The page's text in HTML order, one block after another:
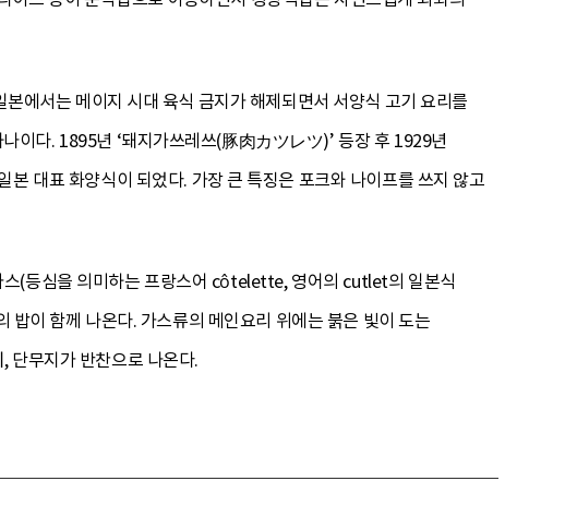
에서는 메이지 시대 육식 금지가 해제되면서 서양식 고기 요리를
이다. 1895년 ‘돼지가쓰레쓰(豚肉カツレツ)’ 등장 후 1929년
본 대표 화양식이 되었다. 가장 큰 특징은 포크와 나이프를 쓰지 않고
스(등심을 의미하는 프랑스어 côtelette, 영어의 cutlet의 일본식
밥이 함께 나온다. 가스류의 메인요리 위에는 붉은 빛이 도는
단무지가 반찬으로 나온다.